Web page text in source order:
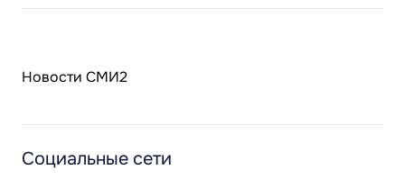
Новости СМИ2
Социальные сети